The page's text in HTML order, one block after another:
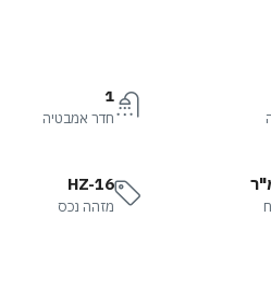
1
חדר אמבטיה
HZ-16
מזהה נכס